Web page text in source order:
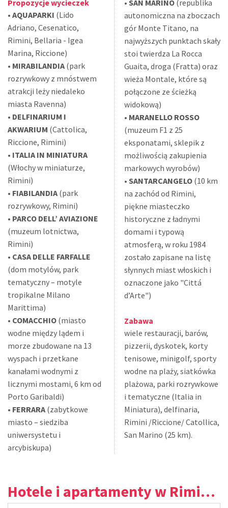
Propozycje wycieczek
• AQUAPARKI (Lido
Adriano, Cesenatico,
Rimini, Bellaria - Igea
Marina, Riccione)
• MIRABILANDIA (park
rozrywkowy z mnóstwem
atrakcji leży niedaleko
miasta Ravenna)
• DELFINARIUM I
AKWARIUM (Cattolica,
Riccione, Rimini)
• ITALIA IN MINIATURA
(Włochy w miniaturze,
Rimini)
• FIABILANDIA (park
rozrywkowy, Rimini)
• PARCO DELL’ AVIAZIONE
(muzeum lotnictwa,
Rimini)
• CASA DELLE FARFALLE
(dom motylów, park
tematyczny – motyle
tropikalne Milano
Marittima)
• COMACCHIO (miasto
wodne między lądem i
morze zbudowane na 13
wyspach i przetkane
kanałami wodnymi z
licznymi mostami, 6 km od
Porto Garibaldi)
• FERRARA (zabytkowe
miasto – siedziba
uniwersystetu i
arcybiskupa)
• SAN MARINO (republika
autonomiczna na zboczach
gór Monte Titano, na
najwyższych punktach skały
stoi twierdza La Rocca
Guaita, droga (Fratta) oraz
wieża Montale, które są
połączone ze ścieżką
widokową)
• MARANELLO ROSSO
(muzeum F1 z 25
eksponatami, sklepik z
możliwością zakupienia
markowych wyrobów)
• SANTARCANGELO (10 km
na zachód od Rimini,
piękne miasteczko
historyczne z ładnymi
domami i typową
atmosferą, w roku 1984
zostało zapisane na listę
słynnych miast włoskich i
oznaczone jako "Cittá
d’Arte")
Zabawa
wiele restauracji, barów,
pizzerii, dyskotek, korty
tenisowe, minigolf, sporty
wodne na plaży, siatkówka
plażowa, parki rozrywkowe
i tematyczne (Italia in
Miniatura), delfinaria,
Rimini /Riccione/ Catollica,
San Marino (25 km).
Hotele i apartamenty w Rimini - Viserba